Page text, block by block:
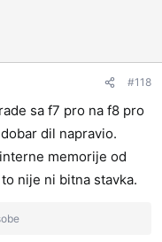
#118
sa f7 pro na f8 pro
dil napravio.
memorije od
nije ni bitna stavka.